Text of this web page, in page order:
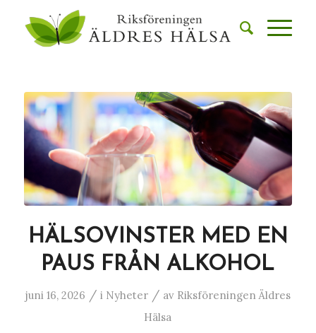
HÄLSOVINSTER MED EN
PAUS FRÅN ALKOHOL
juni 16, 2026 / i Nyheter / av Riksföreningen Äldres
Hälsa